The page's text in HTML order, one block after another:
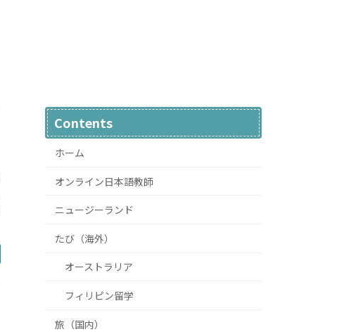
Contents
ホーム
オンライン日本語教師
ニュージーランド
たび（海外）
オーストラリア
フィリピン留学
旅（国内）